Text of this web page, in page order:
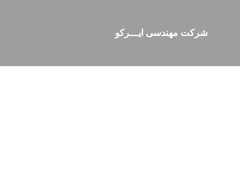
شرکت مهندسی ایـــرکو